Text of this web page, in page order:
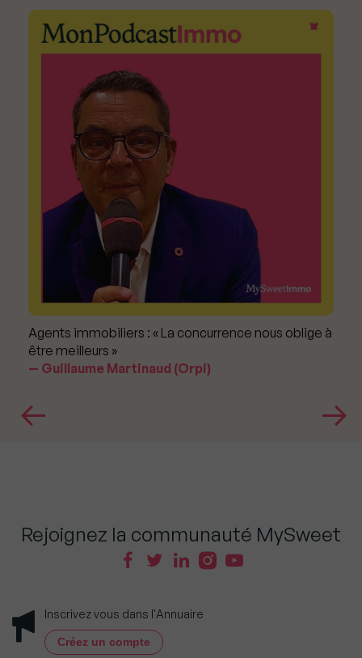
Agents immobiliers : « La concurrence nous oblige à
être meilleurs »
Guillaume Martinaud (Orpi)
Rejoignez la communauté MySweet
Inscrivez vous dans l'Annuaire
Créez un compte